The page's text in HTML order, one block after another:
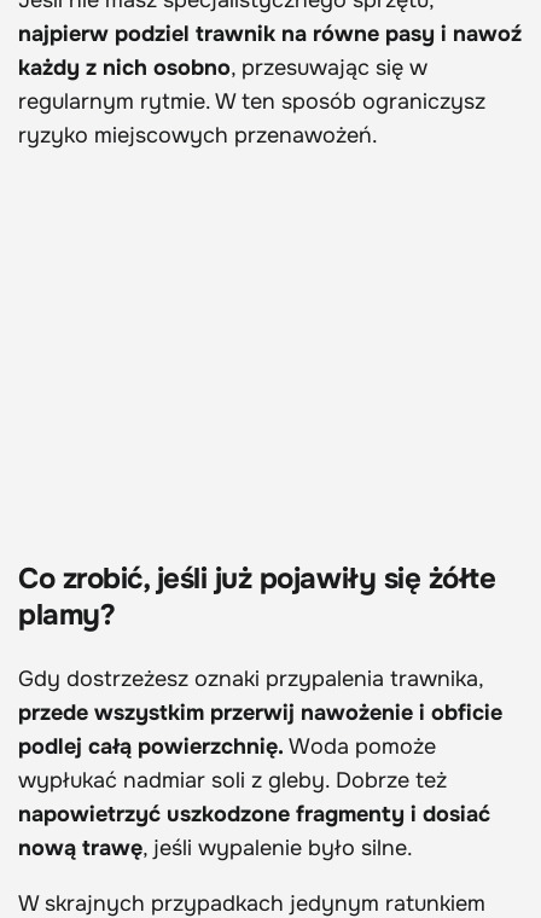
najpierw podziel trawnik na równe pasy i nawoź
każdy z nich osobno, przesuwając się w
regularnym rytmie. W ten sposób ograniczysz
ryzyko miejscowych przenawożeń.
Co zrobić, jeśli już pojawiły się żółte
plamy?
Gdy dostrzeżesz oznaki przypalenia trawnika,
przede wszystkim przerwij nawożenie i obficie
podlej całą powierzchnię. Woda pomoże
wypłukać nadmiar soli z gleby. Dobrze też
napowietrzyć uszkodzone fragmenty i dosiać
nową trawę, jeśli wypalenie było silne.
W skrajnych przypadkach jedynym ratunkiem